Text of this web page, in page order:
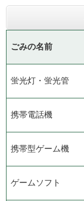
ごみの名前
蛍光灯・蛍光管
携帯電話機
携帯型ゲーム機
ゲームソフト